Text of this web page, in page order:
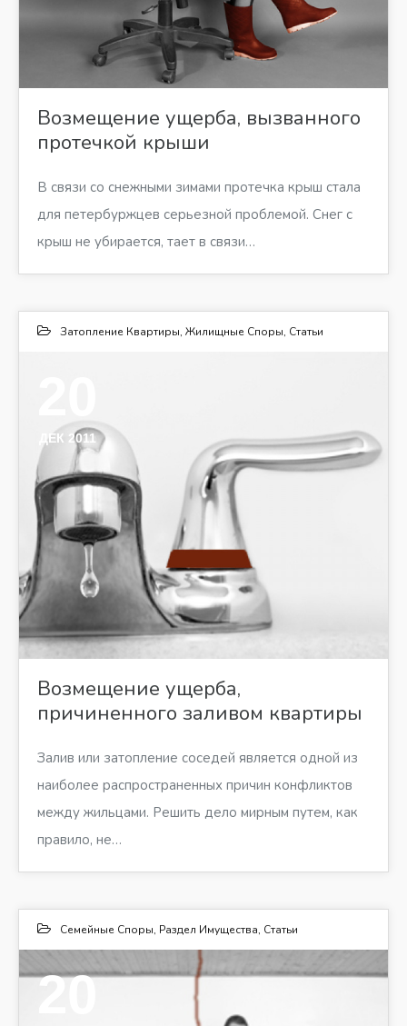
Возмещение ущерба, вызванного
протечкой крыши
В связи со снежными зимами протечка крыш стала
для петербуржцев серьезной проблемой. Снег с
крыш не убирается, тает в связи…
Затопление Квартиры, Жилищные Споры, Статьи
ДЕК 2011
Возмещение ущерба,
причиненного заливом квартиры
Залив или затопление соседей является одной из
наиболее распространенных причин конфликтов
между жильцами. Решить дело мирным путем, как
правило, не…
Семейные Споры, Раздел Имущества, Статьи
20